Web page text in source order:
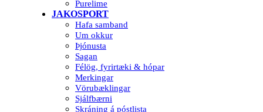
Purelime
JAKOSPORT
Hafa samband
Um okkur
Þjónusta
Sagan
Félög, fyrirtæki & hópar
Merkingar
Vörubæklingar
Sjálfbærni
Skráning á póstlista